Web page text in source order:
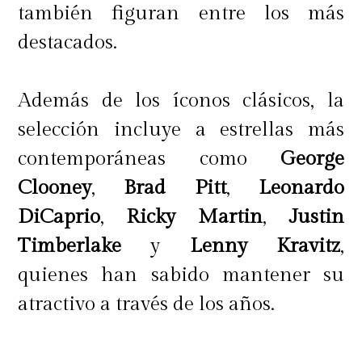
también figuran entre los más
destacados.
Además de los íconos clásicos, la
selección incluye a estrellas más
contemporáneas como George
Clooney, Brad Pitt, Leonardo
DiCaprio, Ricky Martin, Justin
TimberlakeyLenny Kravitz,
quienes han sabido mantener su
atractivo a través de los años.